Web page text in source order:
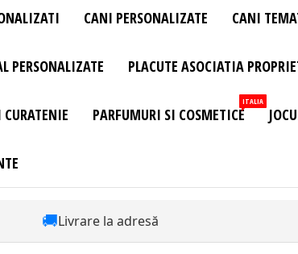
CANI PERSONALIZATE CANI
PERSONALIZATE PLACUTE ASOCIATIA
PARFUMURI SI COSMETICE
ITALIA
🚚Livrare la adresă